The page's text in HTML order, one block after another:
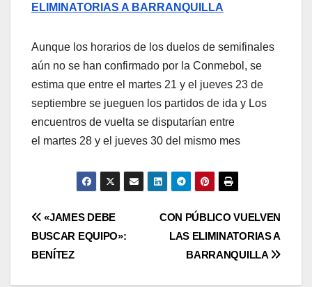
ELIMINATORIAS A BARRANQUILLA
Aunque los horarios de los duelos de semifinales
aún no se han confirmado por la Conmebol, se
estima que entre el martes 21 y el jueves 23 de
septiembre se jueguen los partidos de ida y Los
encuentros de vuelta se disputarían entre
el martes 28 y el jueves 30 del mismo mes
CON PÚBLICO VUELVEN
LAS ELIMINATORIAS A
BARRANQUILLA
«JAMES DEBE
BUSCAR EQUIPO»:
BENÍTEZ